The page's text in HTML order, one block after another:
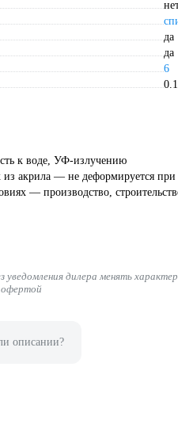
да
да
6
к воде, УФ-излучению
акрила — не деформируется
— производство,
уведомления дилера менять
офертой
описании?